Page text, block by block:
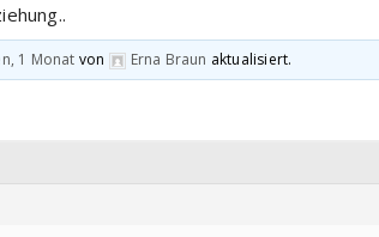
1 Monat von Erna Braun aktualisiert.